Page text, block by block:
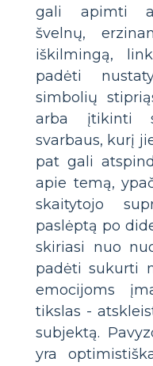
gali apimti
švelnų,
iškilmingą,
padėti
simbolių
arba įtikinti
svarbaus, kurį
pat gali
apie temą,
skaitytojo
paslėptą po
skiriasi nuo
padėti sukurti
emocijoms
tikslas -
subjektą.
yra